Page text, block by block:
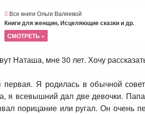
Все книги Ольги Валяевой
Книги для женщин, Исцеляющие сказки и др.
СМОТРЕТЬ »
Наташа, мне 30 лет. Хочу
первая. Я родилась в обычной
я всевышний дал две девочки.
порицание или ругал. Он очень